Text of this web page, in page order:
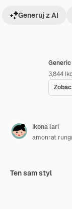
3,844
Generuj z AI
Ikona lari
amonrat
Ten sam styl